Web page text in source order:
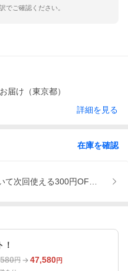
でご確認ください。
お届け（東京都）
詳細を見る
在庫を確認
て次回使える300円OFFクーポ
円 47,580円